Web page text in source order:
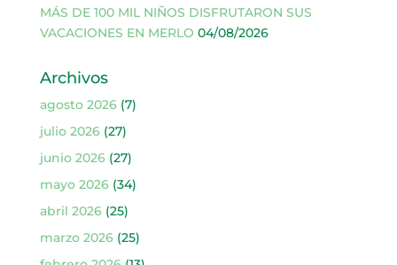
MÁS DE 100 MIL NIÑOS DISFRUTARON SUS
VACACIONES EN MERLO 04/08/2026
Archivos
agosto 2026(7)
julio 2026(27)
junio 2026(27)
mayo 2026(34)
abril 2026(25)
marzo 2026(25)